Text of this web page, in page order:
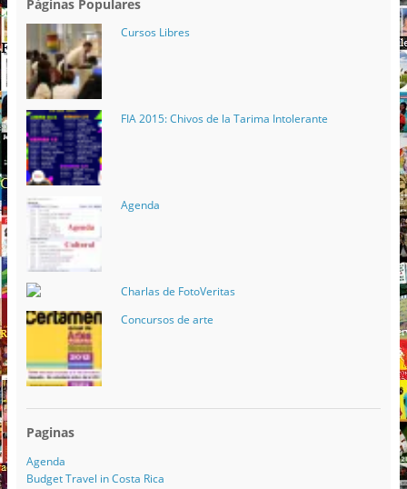
Páginas Populares
Cursos Libres
FIA 2015: Chivos de la Tarima Intolerante
Agenda
Charlas de FotoVeritas
Concursos de arte
Paginas
Agenda
Budget Travel in Costa Rica